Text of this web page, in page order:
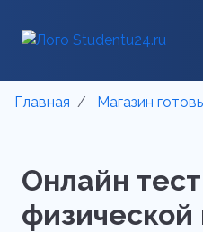
Главная Магазин
Онлайн
физической